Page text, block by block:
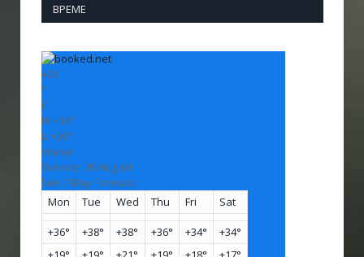
ВРЕМЕ
+29
°
C
H: +34°
L: +20°
Vranje
Sunday, 09 August
See 7-Day Forecast
Mon
Tue Wed Thu Fri Sat
+36° +38° +38° +36° +34° +34°